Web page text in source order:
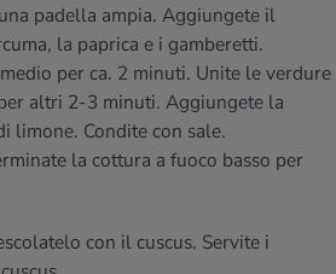
padella ampia. Aggiungete il
la paprica e i gamberetti.
per ca. 2 minuti. Unite le verdure
altri 2-3 minuti. Aggiungete la
limone. Condite con sale.
la cottura a fuoco basso per
con il cuscus. Servite i